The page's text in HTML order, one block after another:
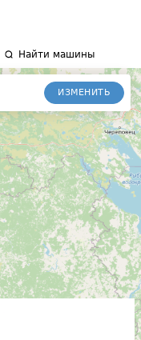
Найти машины
ИЗМЕНИТЬ